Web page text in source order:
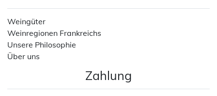
Weingüter
Weinregionen Frankreichs
Unsere Philosophie
Über uns
Zahlung